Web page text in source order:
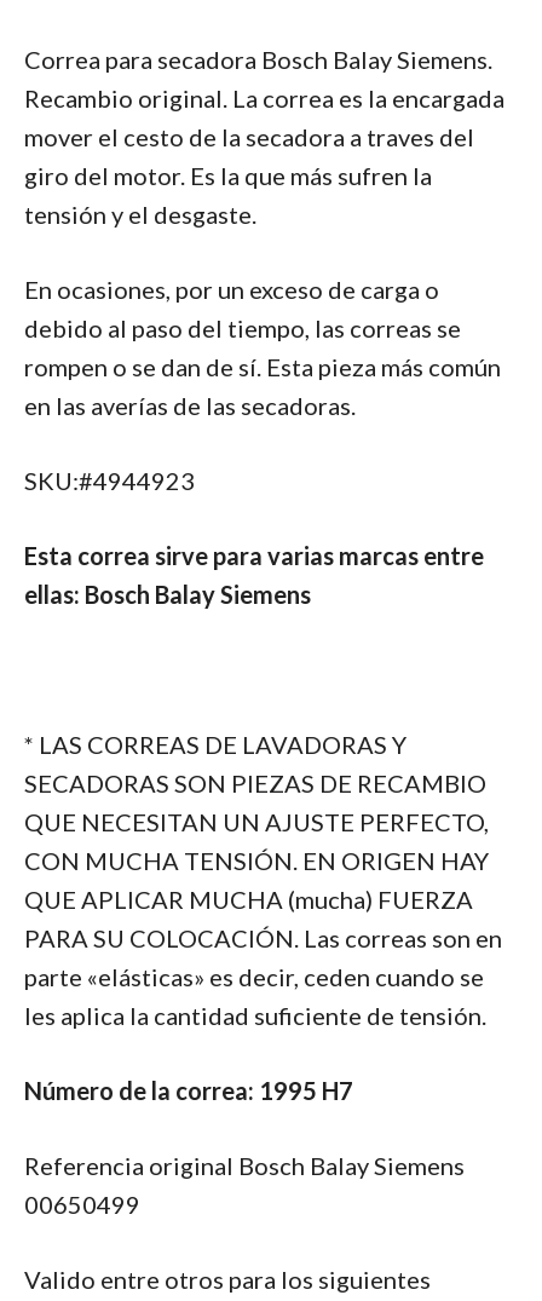
Correa para secadora Bosch Balay Siemens.
Recambio original. La correa es la encargada
mover el cesto de la secadora a traves del
giro del motor. Es la que más sufren la
tensión y el desgaste.
En ocasiones, por un exceso de carga o
debido al paso del tiempo, las correas se
rompen o se dan de sí. Esta pieza más común
en las averías de las secadoras.
SKU:#4944923
Esta correa sirve para varias marcas entre
ellas: Bosch Balay Siemens
* LAS CORREAS DE LAVADORAS Y
SECADORAS SON PIEZAS DE RECAMBIO
QUE NECESITAN UN AJUSTE PERFECTO,
CON MUCHA TENSIÓN. EN ORIGEN HAY
QUE APLICAR MUCHA (mucha) FUERZA
PARA SU COLOCACIÓN. Las correas son en
parte «elásticas» es decir, ceden cuando se
les aplica la cantidad suficiente de tensión.
Número de la correa: 1995 H7
Referencia original Bosch Balay Siemens
00650499
Valido entre otros para los siguientes